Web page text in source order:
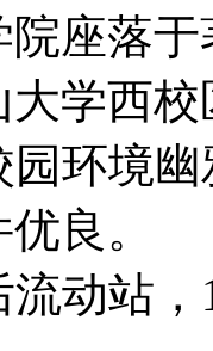
院座落
学西
园环境
优良
动站